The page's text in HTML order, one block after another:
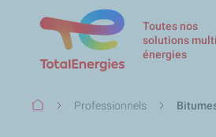
Toutes nos
solutions
énergies
Fil
Professionnels